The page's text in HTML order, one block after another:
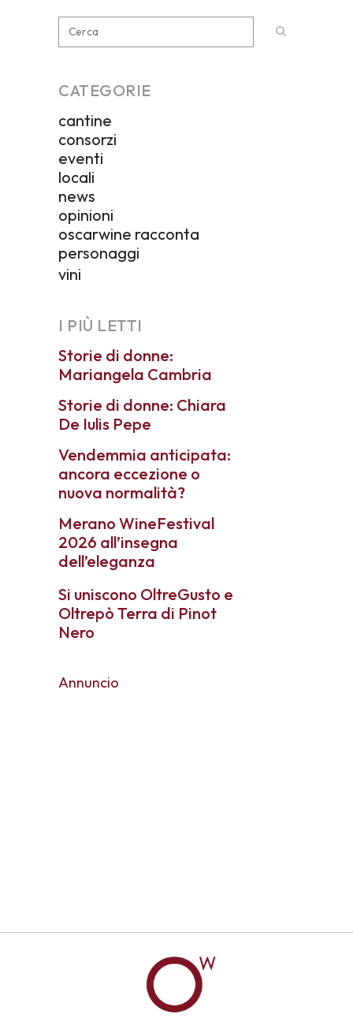
CATEGORIE
cantine
consorzi
eventi
locali
news
opinioni
oscarwine racconta
personaggi
vini
I PIÙ LETTI
Storie di donne:
Mariangela Cambria
Storie di donne: Chiara
De Iulis Pepe
Vendemmia anticipata:
ancora eccezione o
nuova normalità?
Merano WineFestival
2026 all’insegna
dell’eleganza
Si uniscono OltreGusto e
Oltrepò Terra di Pinot
Nero
Annuncio